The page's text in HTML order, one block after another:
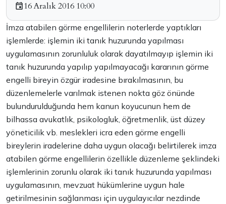
16 Aralık 2016 10:00
İmza atabilen görme engellilerin noterlerde yaptıkları
işlemlerde: işlemin iki tanık huzurunda yapılması
uygulamasının zorunluluk olarak dayatılmayıp işlemin iki
tanık huzurunda yapılıp yapılmayacağı kararının görme
engelli bireyin özgür iradesine bırakılmasının, bu
düzenlemelerle varılmak istenen nokta göz önünde
bulundurulduğunda hem kanun koyucunun hem de
bilhassa avukatlık, psikologluk, öğretmenlik, üst düzey
yöneticilik vb. meslekleri icra eden görme engelli
bireylerin iradelerine daha uygun olacağı belirtilerek imza
atabilen görme engellilerin özellikle düzenleme şeklindeki
işlemlerinin zorunlu olarak iki tanık huzurunda yapılması
uygulamasının, mevzuat hükümlerine uygun hale
getirilmesinin sağlanması için uygulayıcılar nezdinde